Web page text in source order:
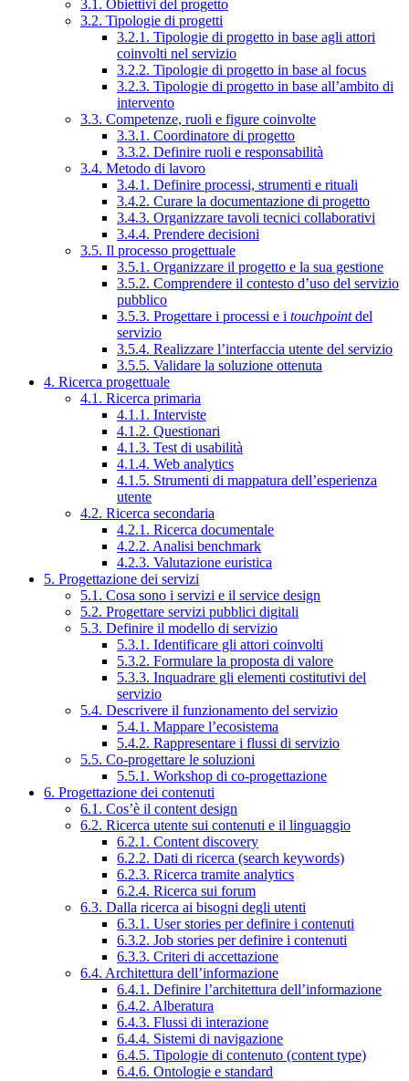
3.1. Obiettivi del progetto
3.2. Tipologie di progetti
3.2.1. Tipologie di progetto in base agli attori
coinvolti nel servizio
3.2.2. Tipologie di progetto in base al focus
3.2.3. Tipologie di progetto in base all’ambito di
intervento
3.3. Competenze, ruoli e figure coinvolte
3.3.1. Coordinatore di progetto
3.3.2. Definire ruoli e responsabilità
3.4. Metodo di lavoro
3.4.1. Definire processi, strumenti e rituali
3.4.2. Curare la documentazione di progetto
3.4.3. Organizzare tavoli tecnici collaborativi
3.4.4. Prendere decisioni
3.5. Il processo progettuale
3.5.1. Organizzare il progetto e la sua gestione
3.5.2. Comprendere il contesto d’uso del servizio
pubblico
3.5.3. Progettare i processi e i touchpointdel
servizio
3.5.4. Realizzare l’interfaccia utente del servizio
3.5.5. Validare la soluzione ottenuta
4. Ricerca progettuale
4.1. Ricerca primaria
4.1.1. Interviste
4.1.2. Questionari
4.1.3. Test di usabilità
4.1.4. Web analytics
4.1.5. Strumenti di mappatura dell’esperienza
utente
4.2. Ricerca secondaria
4.2.1. Ricerca documentale
4.2.2. Analisi benchmark
4.2.3. Valutazione euristica
5. Progettazione dei servizi
5.1. Cosa sono i servizi e il service design
5.2. Progettare servizi pubblici digitali
5.3. Definire il modello di servizio
5.3.1. Identificare gli attori coinvolti
5.3.2. Formulare la proposta di valore
5.3.3. Inquadrare gli elementi costitutivi del
servizio
5.4. Descrivere il funzionamento del servizio
5.4.1. Mappare l’ecosistema
5.4.2. Rappresentare i flussi di servizio
5.5. Co-progettare le soluzioni
5.5.1. Workshop di co-progettazione
6. Progettazione dei contenuti
6.1. Cos’è il content design
6.2. Ricerca utente sui contenuti e il linguaggio
6.2.1. Content discovery
6.2.2. Dati di ricerca (search keywords)
6.2.3. Ricerca tramite analytics
6.2.4. Ricerca sui forum
6.3. Dalla ricerca ai bisogni degli utenti
6.3.1. User stories per definire i contenuti
6.3.2. Job stories per definire i contenuti
6.3.3. Criteri di accettazione
6.4. Architettura dell’informazione
6.4.1. Definire l’architettura dell’informazione
6.4.2. Alberatura
6.4.3. Flussi di interazione
6.4.4. Sistemi di navigazione
6.4.5. Tipologie di contenuto (content type)
6.4.6. Ontologie e standard